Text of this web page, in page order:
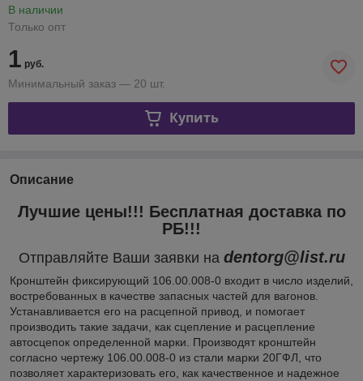
В наличии
Только опт
1 руб.
Минимальный заказ — 20 шт.
Купить
Описание
Лучшие цены!!! Бесплатная доставка по
РБ!!!
Отправляйте Ваши заявки на dentorg@list.ru
Кронштейн фиксирующий 106.00.008-0 входит в число изделий,
востребованных в качестве запасных частей для вагонов.
Устанавливается его на расцепной привод, и помогает
производить такие задачи, как сцепление и расцепление
автосцепок определенной марки. Производят кронштейн
согласно чертежу 106.00.008-0 из стали марки 20ГФЛ, что
позволяет характеризовать его, как качественное и надежное